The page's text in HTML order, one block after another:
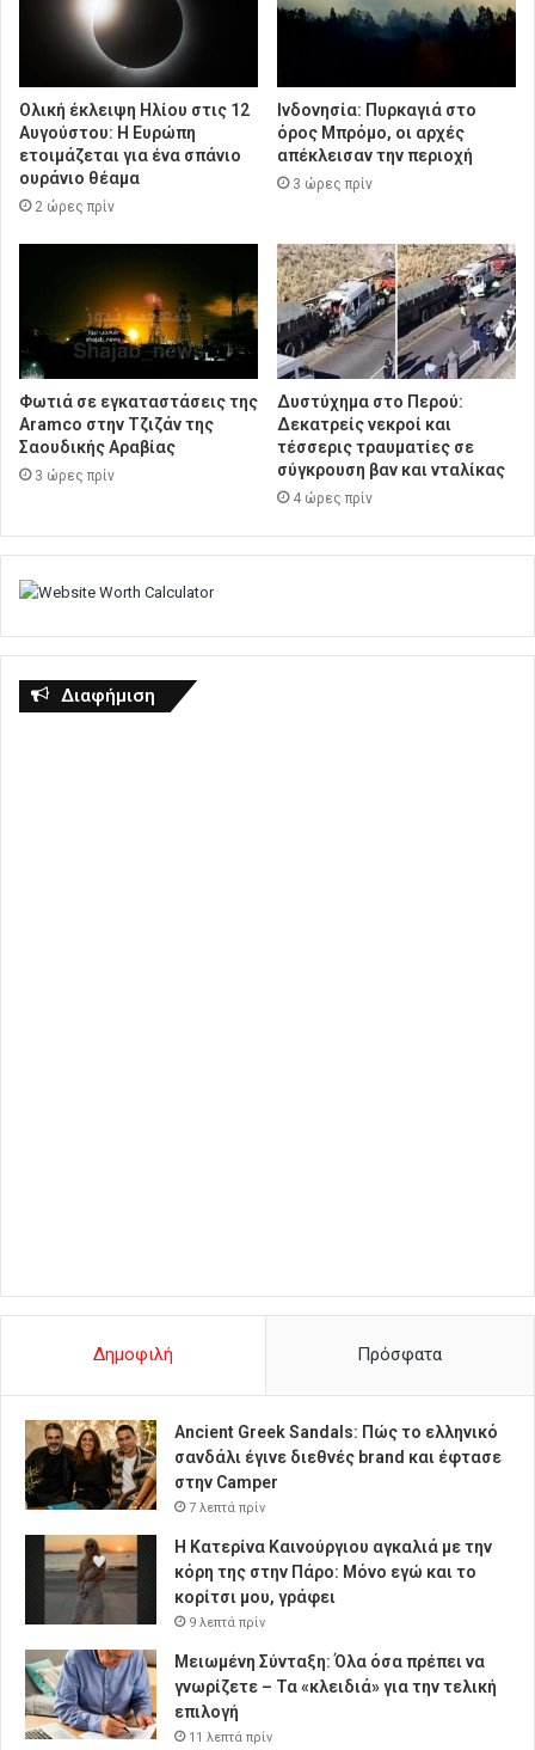
Ολική έκλειψη Ηλίου στις 12
Αυγούστου: Η Ευρώπη
ετοιμάζεται για ένα σπάνιο
ουράνιο θέαμα
2 ώρες πρίν
Ινδονησία: Πυρκαγιά στο
όρος Μπρόμο, οι αρχές
απέκλεισαν την περιοχή
3 ώρες πρίν
Φωτιά σε εγκαταστάσεις της
Aramco στην Τζιζάν της
Σαουδικής Αραβίας
3 ώρες πρίν
Δυστύχημα στο Περού:
Δεκατρείς νεκροί και
τέσσερις τραυματίες σε
σύγκρουση βαν και νταλίκας
4 ώρες πρίν
Διαφήμιση
Δημοφιλή Πρόσφατα
Ancient Greek Sandals: Πώς το ελληνικό
σανδάλι έγινε διεθνές brand και έφτασε
στην Camper
7 λεπτά πρίν
Η Κατερίνα Καινούργιου αγκαλιά με την
κόρη της στην Πάρο: Μόνο εγώ και το
κορίτσι μου, γράφει
9 λεπτά πρίν
Μειωμένη Σύνταξη: Όλα όσα πρέπει να
γνωρίζετε – Τα «κλειδιά» για την τελική
επιλογή
11 λεπτά πρίν